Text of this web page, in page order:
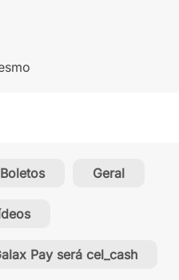
Boletos Geral
Pay será cel_cash